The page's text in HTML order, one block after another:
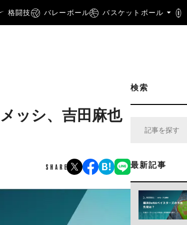
格闘技 バレーボール バスケットボール
ッシ、吉田麻也
検索
最新記事